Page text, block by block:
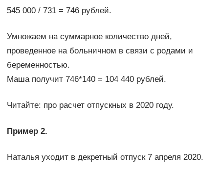
545 000 / 731 = 746 рублей.
Умножаем на суммарное количество дней,
проведенное на больничном в связи с родами и
беременностью.
Маша получит 746*140 = 104 440 рублей.
Читайте: про расчет отпускных в 2020 году.
Пример 2.
Наталья уходит в декретный отпуск 7 апреля 2020.